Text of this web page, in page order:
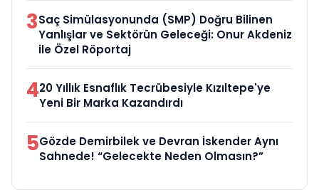
3Saç Simülasyonunda (SMP) Doğru Bilinen
Yanlışlar ve Sektörün Geleceği: Onur Akdeniz
ile Özel Röportaj
420 Yıllık Esnaflık Tecrübesiyle Kızıltepe'ye
Yeni Bir Marka Kazandırdı
5Gözde Demirbilek ve Devran İskender Aynı
Sahnede! “Gelecekte Neden Olmasın?”